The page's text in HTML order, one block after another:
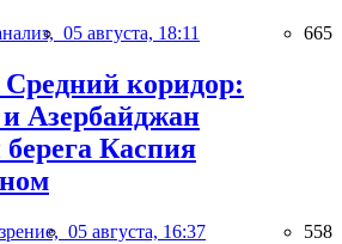
05 августа, 18:11 665
коридор:
и Азербайджан
Каспия
05 августа, 16:37 558